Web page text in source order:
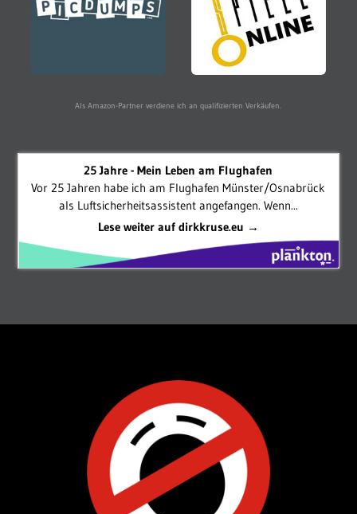
Als Amazon-Partner verdiene ich an qualifizierten Verkäufen.
25 Jahre - Mein Leben am Flughafen
Vor 25 Jahren habe ich am Flughafen Münster/Osnabrück
als Luftsicherheitsassistent angefangen. Wenn...
Lese weiter auf dirkkruse.eu →